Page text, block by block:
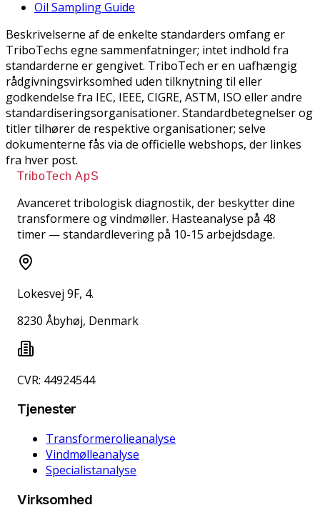
Oil Sampling Guide
Beskrivelserne af de enkelte standarders omfang er
TriboTechs egne sammenfatninger; intet indhold fra
standarderne er gengivet. TriboTech er en uafhængig
rådgivningsvirksomhed uden tilknytning til eller
godkendelse fra IEC, IEEE, CIGRE, ASTM, ISO eller andre
standardiseringsorganisationer. Standardbetegnelser og
titler tilhører de respektive organisationer; selve
dokumenterne fås via de officielle webshops, der linkes
fra hver post.
TriboTech ApS
Avanceret tribologisk diagnostik, der beskytter dine
transformere og vindmøller. Hasteanalyse på 48
timer — standardlevering på 10-15 arbejdsdage.
Lokesvej 9F, 4.
8230 Åbyhøj, Denmark
CVR: 44924544
Tjenester
Transformerolieanalyse
Vindmølleanalyse
Specialistanalyse
Virksomhed